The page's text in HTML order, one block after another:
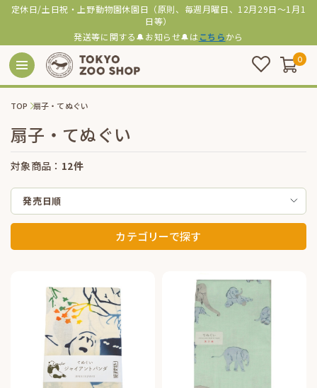
定休日/土日祝・上野動物園休園日（原則、毎週月曜日、12月29日～1月1
日等）
発送等に関する🔔お知らせ🔔は こちらから
0
TOP 扇子・てぬぐい
扇子・てぬぐい
対象商品： 12件
発売日順
カテゴリーで探す